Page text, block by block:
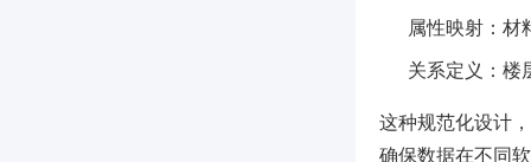
属性映射：材
关系定义：楼
这种规范化设计
确保数据在不同